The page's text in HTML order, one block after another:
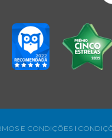
E CONDIÇÕES l